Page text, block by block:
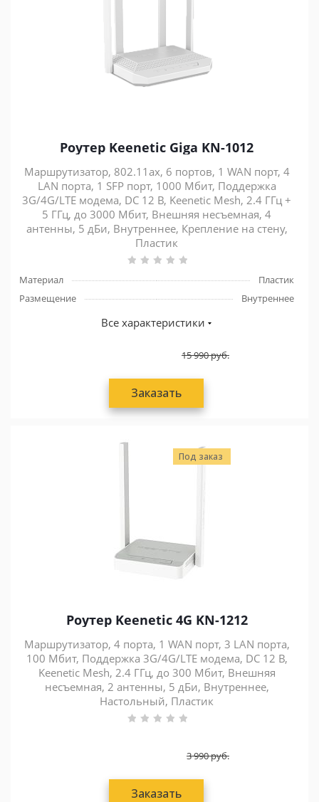
Роутер Keenetic Giga KN-1012
Маршрутизатор, 802.11ax, 6 портов, 1 WAN порт, 4
LAN порта, 1 SFP порт, 1000 Мбит, Поддержка
3G/4G/LTE модема, DC 12 В, Keenetic Mesh, 2.4 ГГц +
5 ГГц, до 3000 Мбит, Внешняя несъемная, 4
антенны, 5 дБи, Внутреннее, Крепление на стену,
Пластик
Материал
Пластик
Размещение
Внутреннее
Все характеристики
15 990руб.
Заказать
Под заказ
Роутер Keenetic 4G KN-1212
Маршрутизатор, 4 порта, 1 WAN порт, 3 LAN порта,
100 Мбит, Поддержка 3G/4G/LTE модема, DC 12 В,
Keenetic Mesh, 2.4 ГГц, до 300 Мбит, Внешняя
несъемная, 2 антенны, 5 дБи, Внутреннее,
Настольный, Пластик
3 990руб.
Заказать